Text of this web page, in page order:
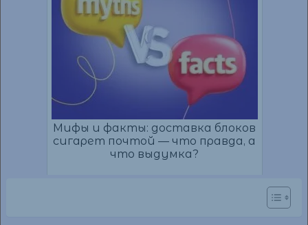
Мифы и факты: доставка блоков
сигарет почтой — что правда, а
что выдумка?